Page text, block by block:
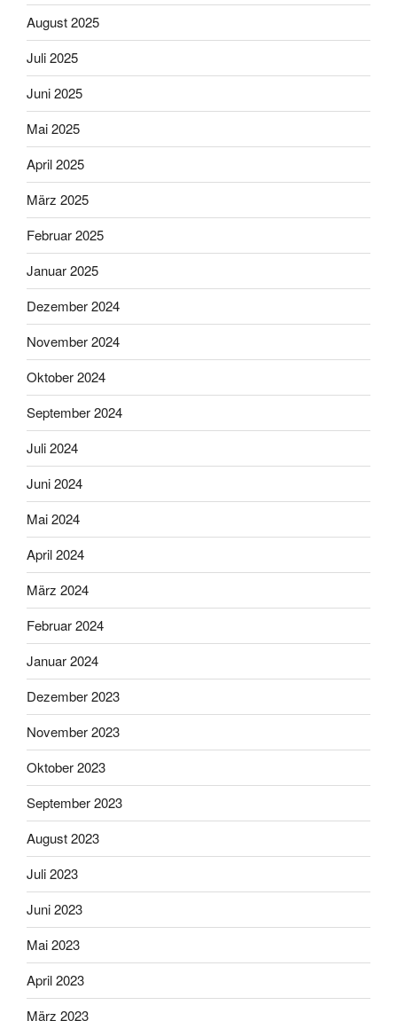
August 2025
Juli 2025
Juni 2025
Mai 2025
April 2025
März 2025
Februar 2025
Januar 2025
Dezember 2024
November 2024
Oktober 2024
September 2024
Juli 2024
Juni 2024
Mai 2024
April 2024
März 2024
Februar 2024
Januar 2024
Dezember 2023
November 2023
Oktober 2023
September 2023
August 2023
Juli 2023
Juni 2023
Mai 2023
April 2023
März 2023